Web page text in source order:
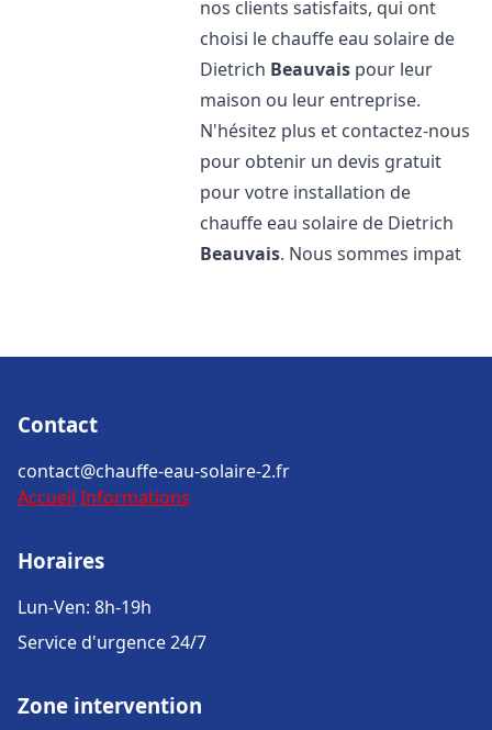
nos clients satisfaits, qui ont
choisi le chauffe eau solaire de
Dietrich Beauvais pour leur
maison ou leur entreprise.
N'hésitez plus et contactez-nous
pour obtenir un devis gratuit
pour votre installation de
chauffe eau solaire de Dietrich
Beauvais. Nous sommes impat
Contact
contact@chauffe-eau-solaire-2.fr
Accueil Informations
Horaires
Lun-Ven: 8h-19h
Service d'urgence 24/7
Zone intervention